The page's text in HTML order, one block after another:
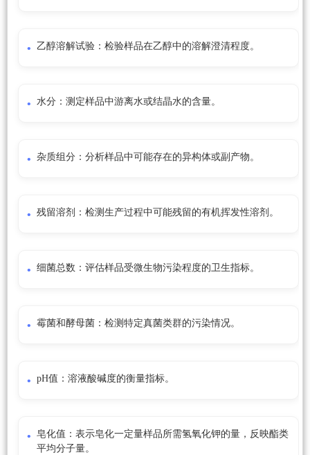
乙醇溶解试验：检验样品在乙醇中的溶解澄清程度。
水分：测定样品中游离水或结晶水的含量。
杂质组分：分析样品中可能存在的异构体或副产物。
残留溶剂：检测生产过程中可能残留的有机挥发性溶剂。
细菌总数：评估样品受微生物污染程度的卫生指标。
霉菌和酵母菌：检测特定真菌类群的污染情况。
pH值：溶液酸碱度的衡量指标。
皂化值：表示皂化一定量样品所需氢氧化钾的量，反映酯类
平均分子量。